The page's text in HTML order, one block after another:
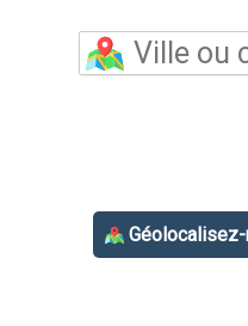
Géolocalisez-